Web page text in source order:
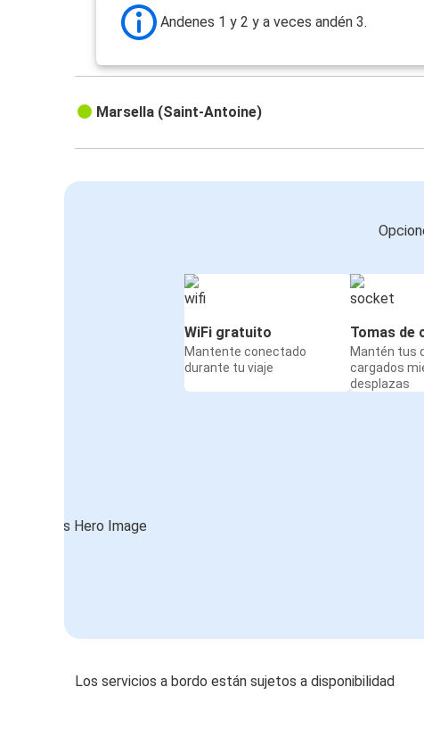
Andenes 1 y 2 y a veces andén 3.
Marsella (Saint-Antoine)
WiFi gratuito
Mantente conectado
durante tu viaje
Tomas de
Mantén tus
cargados
desplazas
Los servicios a bordo están sujetos a disponibilidad